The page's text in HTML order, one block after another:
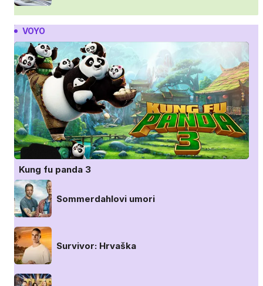
VOYO
Kung fu panda 3
Sommerdahlovi umori
Survivor: Hrvaška